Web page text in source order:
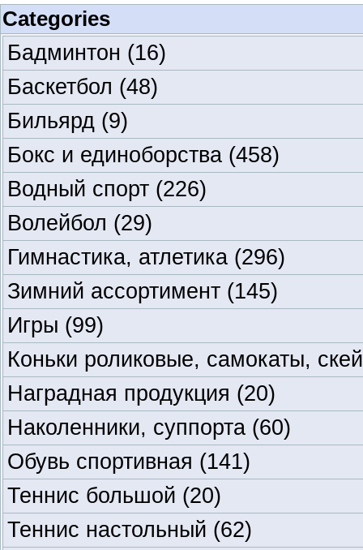
Categories
Бадминтон (16)
Баскетбол (48)
Бильярд (9)
Бокс и единоборства (458)
Водный спорт (226)
Волейбол (29)
Гимнастика, атлетика (296)
Зимний ассортимент (145)
Игры (99)
Коньки роликовые, самокаты,
Наградная продукция (20)
Наколенники, суппорта (60)
Обувь спортивная (141)
Теннис большой (20)
Теннис настольный (62)